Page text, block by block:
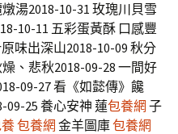
湯2018-10-31 玫瑰川貝雪
10-11 五彩蛋黃酥 口感豐
味出深山2018-10-09 秋分
、悲秋2018-09-28 一間好
09-27 看《如懿傳》饞
09-25 養心安神 蓮包養網 子
包養網 金羊圖庫包養網